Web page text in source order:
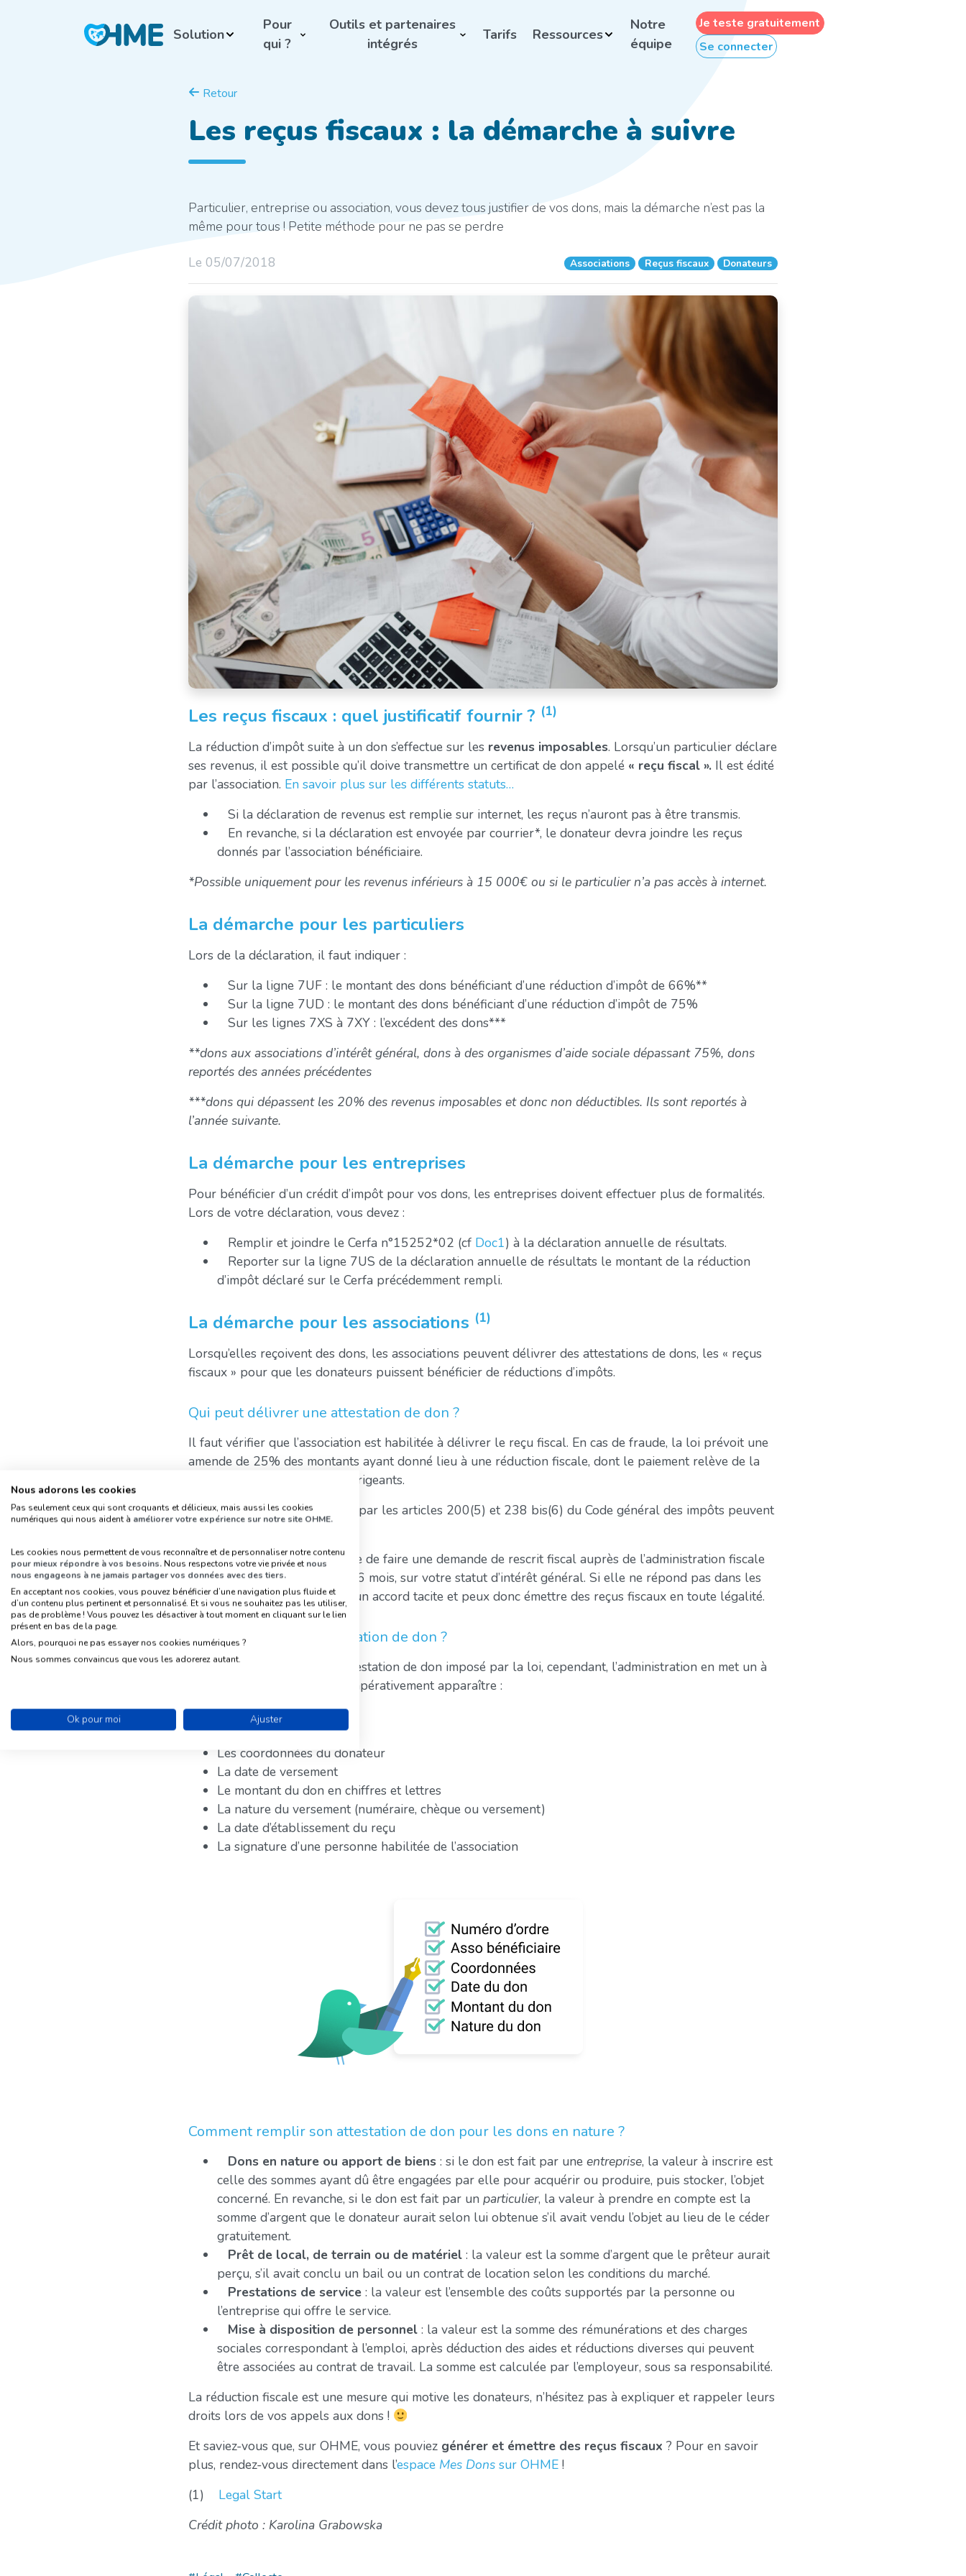
Solution
Pour
qui ?
Outils et partenaires
intégrés
Tarifs Ressources
Notre
équipe
Je teste gratuitement
Se connecter
Retour
Les reçus fiscaux : la démarche à suivre
Particulier, entreprise ou association, vous devez tous justifier de vos dons, mais la démarche n’est pas la
même pour tous ! Petite méthode pour ne pas se perdre
Le 05/07/2018 Associations Reçus fiscaux Donateurs
Les reçus fiscaux : quel justificatif fournir ? (1)
La réduction d’impôt suite à un don s’effectue sur les revenus imposables. Lorsqu’un particulier déclare
ses revenus, il est possible qu’il doive transmettre un certificat de don appelé « reçu fiscal ». Il est édité
par l’association. En savoir plus sur les différents statuts…
Si la déclaration de revenus est remplie sur internet, les reçus n’auront pas à être transmis.
En revanche, si la déclaration est envoyée par courrier*, le donateur devra joindre les reçus
donnés par l’association bénéficiaire.
*Possible uniquement pour les revenus inférieurs à 15 000€ ou si le particulier n’a pas accès à internet.
La démarche pour les particuliers
Lors de la déclaration, il faut indiquer :
Sur la ligne 7UF : le montant des dons bénéficiant d’une réduction d’impôt de 66%**
Sur la ligne 7UD : le montant des dons bénéficiant d’une réduction d’impôt de 75%
Sur les lignes 7XS à 7XY : l’excédent des dons***
**dons aux associations d’intérêt général, dons à des organismes d’aide sociale dépassant 75%, dons
reportés des années précédentes
***dons qui dépassent les 20% des revenus imposables et donc non déductibles. Ils sont reportés à
l’année suivante.
La démarche pour les entreprises
Pour bénéficier d’un crédit d’impôt pour vos dons, les entreprises doivent effectuer plus de formalités.
Lors de votre déclaration, vous devez :
Remplir et joindre le Cerfa n°15252*02 (cf Doc1) à la déclaration annuelle de résultats.
Reporter sur la ligne 7US de la déclaration annuelle de résultats le montant de la réduction
d’impôt déclaré sur le Cerfa précédemment rempli.
La démarche pour les associations (1)
Lorsqu’elles reçoivent des dons, les associations peuvent délivrer des attestations de dons, les « reçus
fiscaux » pour que les donateurs puissent bénéficier de réductions d’impôts.
Qui peut délivrer une attestation de don ?
Il faut vérifier que l’association est habilitée à délivrer le reçu fiscal. En cas de fraude, la loi prévoit une
amende de 25% des montants ayant donné lieu à une réduction fiscale, dont le paiement relève de la
responsabilité solidaire des dirigeants.
Seules les associations visées par les articles 200(5) et 238 bis(6) du Code général des impôts peuvent
émettre un reçu fiscal.
En cas de doute, il est possible de faire une demande de rescrit fiscal auprès de l’administration fiscale
qui statuera, dans un délai de 6 mois, sur votre statut d’intérêt général. Si elle ne répond pas dans les
délais, l’association dispose d’un accord tacite et peux donc émettre des reçus fiscaux en toute légalité.
Quel modèle pour l’attestation de don ?
Il n’existe pas de modèle d’attestation de don imposé par la loi, cependant, l’administration en met un à
). Il doit impérativement apparaître :
Un numéro d’ordre
L’organisme bénéficiaire
Les coordonnées du donateur
La date de versement
Le montant du don en chiffres et lettres
La nature du versement (numéraire, chèque ou versement)
La date d’établissement du reçu
La signature d’une personne habilitée de l’association
Comment remplir son attestation de don pour les dons en nature ?
Dons en nature ou apport de biens : si le don est fait par une entreprise, la valeur à inscrire est
celle des sommes ayant dû être engagées par elle pour acquérir ou produire, puis stocker, l’objet
concerné. En revanche, si le don est fait par un particulier, la valeur à prendre en compte est la
somme d’argent que le donateur aurait selon lui obtenue s’il avait vendu l’objet au lieu de le céder
gratuitement.
Prêt de local, de terrain ou de matériel : la valeur est la somme d’argent que le prêteur aurait
perçu, s’il avait conclu un bail ou un contrat de location selon les conditions du marché.
Prestations de service : la valeur est l’ensemble des coûts supportés par la personne ou
l’entreprise qui offre le service.
Mise à disposition de personnel : la valeur est la somme des rémunérations et des charges
sociales correspondant à l’emploi, après déduction des aides et réductions diverses qui peuvent
être associées au contrat de travail. La somme est calculée par l’employeur, sous sa responsabilité.
La réduction fiscale est une mesure qui motive les donateurs, n’hésitez pas à expliquer et rappeler leurs
droits lors de vos appels aux dons !
Et saviez-vous que, sur OHME, vous pouviez générer et émettre des reçus fiscaux ? Pour en savoir
plus, rendez-vous directement dans l’espace Mes Dons sur OHME !
(1) Legal Start
Crédit photo : Karolina Grabowska
Nous adorons les cookies
Pas seulement ceux qui sont croquants et délicieux, mais aussi les cookies
numériques qui nous aident à améliorer votre expérience sur notre site OHME.
Les cookies nous permettent de vous reconnaître et de personnaliser notre contenu
pour mieux répondre à vos besoins. Nous respectons votre vie privée et nous
nous engageons à ne jamais partager vos données avec des tiers.
En acceptant nos cookies, vous pouvez bénéficier d’une navigation plus fluide et
d’un contenu plus pertinent et personnalisé. Et si vous ne souhaitez pas les utiliser,
pas de problème ! Vous pouvez les désactiver à tout moment en cliquant sur le lien
présent en bas de la page.
Alors, pourquoi ne pas essayer nos cookies numériques ?
Nous sommes convaincus que vous les adorerez autant.
Ok pour moi Ajuster